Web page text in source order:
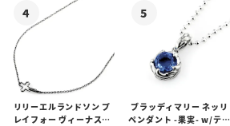
リリーエルランドソン プ
レイフォー ヴィーナスチ
ブラッディマリー ネッリ
ペンダント -果実- w/ティ